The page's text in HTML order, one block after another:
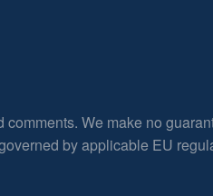
We make no
by applicable EU